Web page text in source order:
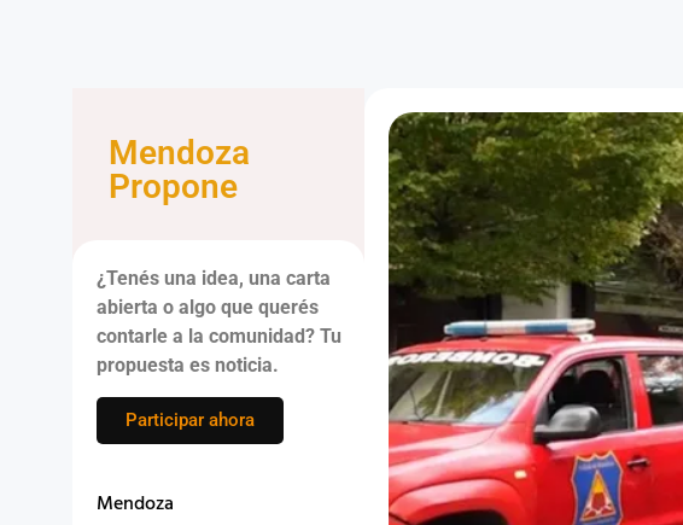
Mendoza
Propone
¿Tenés una idea, una carta
abierta o algo que querés
contarle a la comunidad? Tu
propuesta es noticia.
Participar ahora
Mendoza